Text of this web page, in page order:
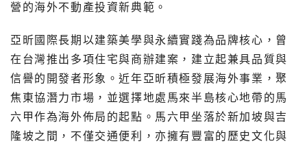
營的海外不動產投資新典範。
亞昕國際長期以建築美學與永續實踐為品牌核心，曾
在台灣推出多項住宅與商辦建案，建立起兼具品質與
信譽的開發者形象。近年亞昕積極發展海外事業，聚
焦東協潛力市場，並選擇地處馬來半島核心地帶的馬
六甲作為海外佈局的起點。馬六甲坐落於新加坡與吉
隆坡之間，不僅交通便利，亦擁有豐富的歷史文化與